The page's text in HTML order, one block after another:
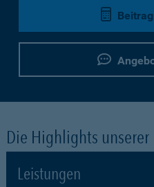
Die Highlights unserer
Leistungen